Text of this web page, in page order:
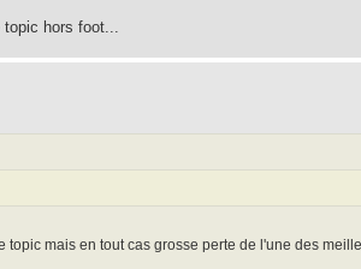
hors foot...
topic mais en tout cas grosse perte de l'une des